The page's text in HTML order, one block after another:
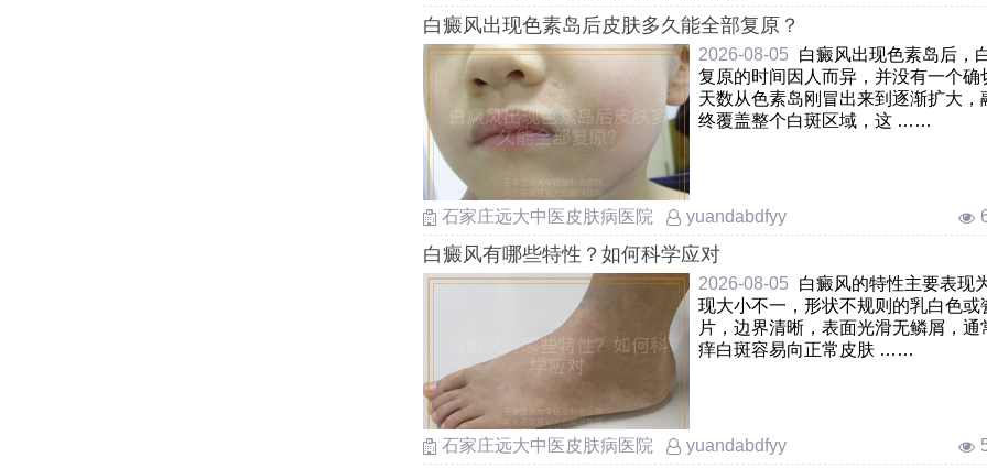
白癜风出现色素岛后皮肤多久能全部复原？
2026-08-05
白癜风出现色素岛后，
复原的时间因人而异，并没有一个确
天数从色素岛刚冒出来到逐渐扩大，
终覆盖整个白斑区域，这 ……
石家庄远大中医皮肤病医院 yuandabdfyy
白癜风有哪些特性？如何科学应对
2026-08-05
白癜风的特性主要表现
现大小不一，形状不规则的乳白色或
片，边界清晰，表面光滑无鳞屑，通
痒白斑容易向正常皮肤 ……
石家庄远大中医皮肤病医院 yuandabdfyy